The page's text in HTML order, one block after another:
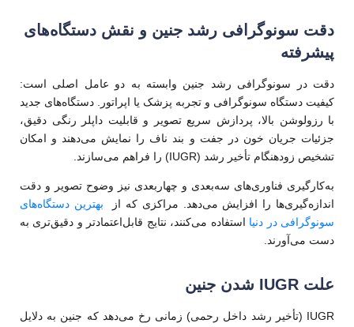
دقت سونوگرافی رشد جنین و نقش دستگاه‌های
پیشرفته
دقت در سونوگرافی رشد جنین وابسته به دو عامل اصلی است:
کیفیت دستگاه سونوگرافی و تجربه پزشک یا اپراتور. دستگاه‌های جدید
با رزولوشن بالا، پردازش سریع تصویر و قابلیت داپلر رنگی دقیق،
جزئیات جریان خون در جفت و بند ناف را نمایش می‌دهند و امکان
تشخیص زودهنگام تأخیر رشد (IUGR) را فراهم می‌سازند.
به‌کارگیری فناوری‌های سه‌بعدی و چهار‌بعدی نیز وضوح تصویر و دقت
اندازه‌گیری‌ها را افزایش می‌دهد. مراکزی که از
بهترین دستگاه‌های
سونوگرافی در دنیا استفاده می‌کنند، نتایج قابل‌اعتمادتر و دقیق‌تری به
دست می‌آورند.
علت IUGR شدن جنین
IUGR (تأخیر رشد داخل رحمی) زمانی رخ می‌دهد که جنین به دلایل